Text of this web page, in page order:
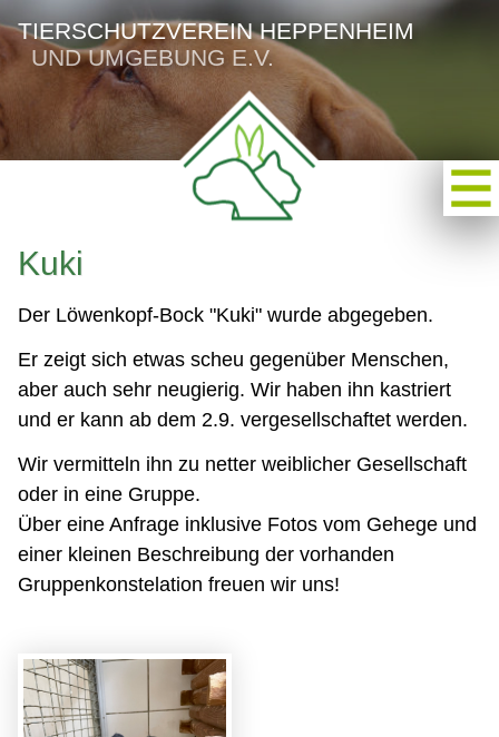
TIERSCHUTZVEREIN HEPPENHEIM
UND UMGEBUNG E.V.
Kuki
Der Löwenkopf-Bock "Kuki" wurde abgegeben.
Er zeigt sich etwas scheu gegenüber Menschen,
aber auch sehr neugierig. Wir haben ihn kastriert
und er kann ab dem 2.9. vergesellschaftet werden.
Wir vermitteln ihn zu netter weiblicher Gesellschaft
oder in eine Gruppe.
Über eine Anfrage inklusive Fotos vom Gehege und
einer kleinen Beschreibung der vorhanden
Gruppenkonstelation freuen wir uns!